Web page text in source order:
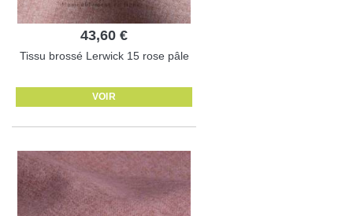
43,60 €
Tissu brossé Lerwick 15 rose pâle
VOIR